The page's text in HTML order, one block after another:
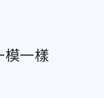
模一樣